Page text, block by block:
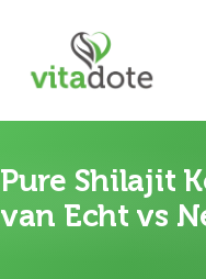
Pure Shilajit
van Echt vs